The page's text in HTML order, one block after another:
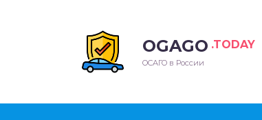
OGAGO .TODAY
ОСАГО в России